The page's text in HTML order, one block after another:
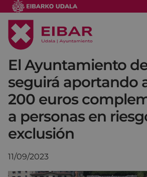
El Ayuntamiento
seguirá aportando
200 euros
a personas en
exclusión
11/09/2023